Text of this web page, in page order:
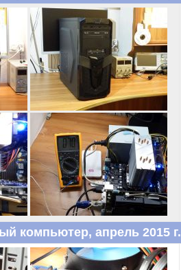
компьютер, апрель 2015 г.